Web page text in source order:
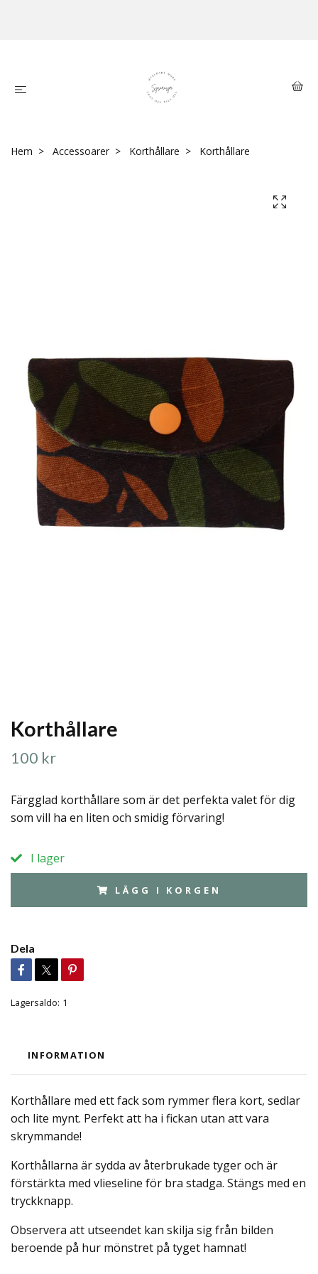
Hem Accessoarer Korthållare Korthållare
Korthållare
100 kr
Färgglad korthållare som är det perfekta valet för dig
som vill ha en liten och smidig förvaring!
I lager
LÄGG I KORGEN
Dela
Lagersaldo: 1
INFORMATION
Korthållare med ett fack som rymmer flera kort, sedlar
och lite mynt. Perfekt att ha i fickan utan att vara
skrymmande!
Korthållarna är sydda av återbrukade tyger och är
förstärkta med vlieseline för bra stadga. Stängs med en
tryckknapp.
Observera att utseendet kan skilja sig från bilden
beroende på hur mönstret på tyget hamnat!